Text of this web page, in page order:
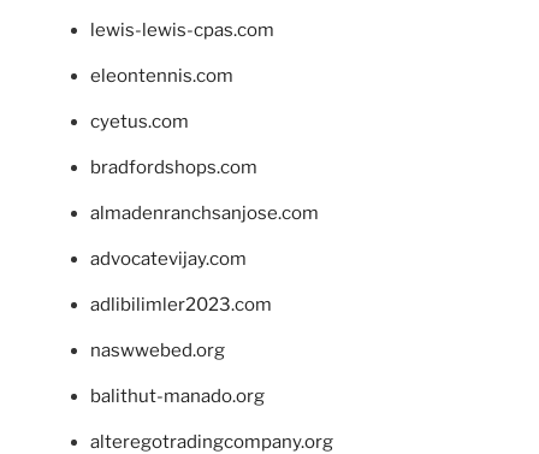
lewis-lewis-cpas.com
eleontennis.com
cyetus.com
bradfordshops.com
almadenranchsanjose.com
advocatevijay.com
adlibilimler2023.com
naswwebed.org
balithut-manado.org
alteregotradingcompany.org